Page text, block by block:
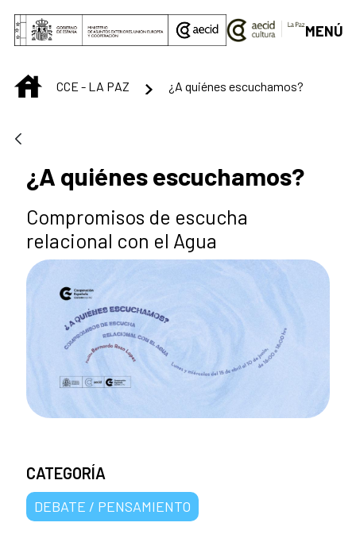
Saltar al contenido principal
MENÚ
INICIOCCE - LA PAZ ¿A quiénes escuchamos?
¿A quiénes escuchamos?
Compromisos de escucha
relacional con el Agua
CATEGORÍA
DEBATE / PENSAMIENTO